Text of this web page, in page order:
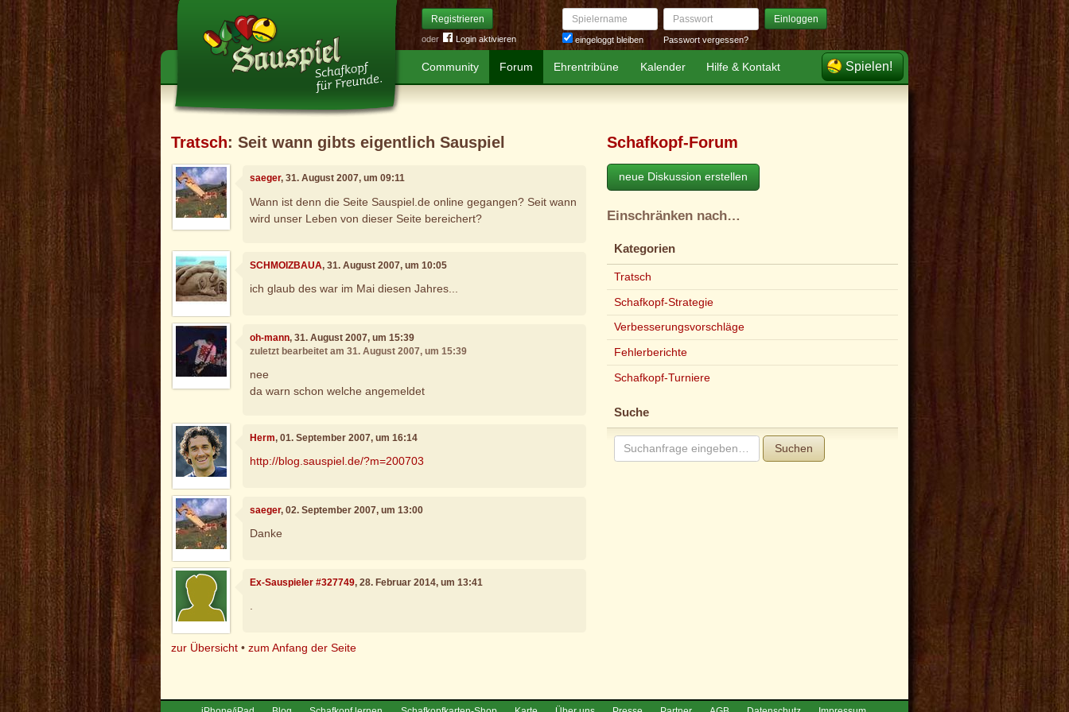
Registrieren
oder Login aktivieren
Spielername
eingeloggt bleiben
Passwort Einloggen
Passwort vergessen?
Community Forum Ehrentribüne Kalender Hilfe & Kontakt Spielen!
Tratsch: Seit wann gibts eigentlich Sauspiel
saeger, 31. August 2007, um 09:11
Wann ist denn die Seite Sauspiel.de online gegangen? Seit wann
wird unser Leben von dieser Seite bereichert?
SCHMOIZBAUA, 31. August 2007, um 10:05
ich glaub des war im Mai diesen Jahres...
oh-mann, 31. August 2007, um 15:39
zuletzt bearbeitet am 31. August 2007, um 15:39
nee
da warn schon welche angemeldet
Herm, 01. September 2007, um 16:14
http://blog.sauspiel.de/?m=200703
saeger, 02. September 2007, um 13:00
Danke
Ex-Sauspieler #327749, 28. Februar 2014, um 13:41
.
zur Übersicht •zum Anfang der Seite
Schafkopf-Forum
neue Diskussion erstellen
Einschränken nach…
Kategorien
Tratsch
Schafkopf-Strategie
Verbesserungsvorschläge
Fehlerberichte
Schafkopf-Turniere
Suche
Suchen